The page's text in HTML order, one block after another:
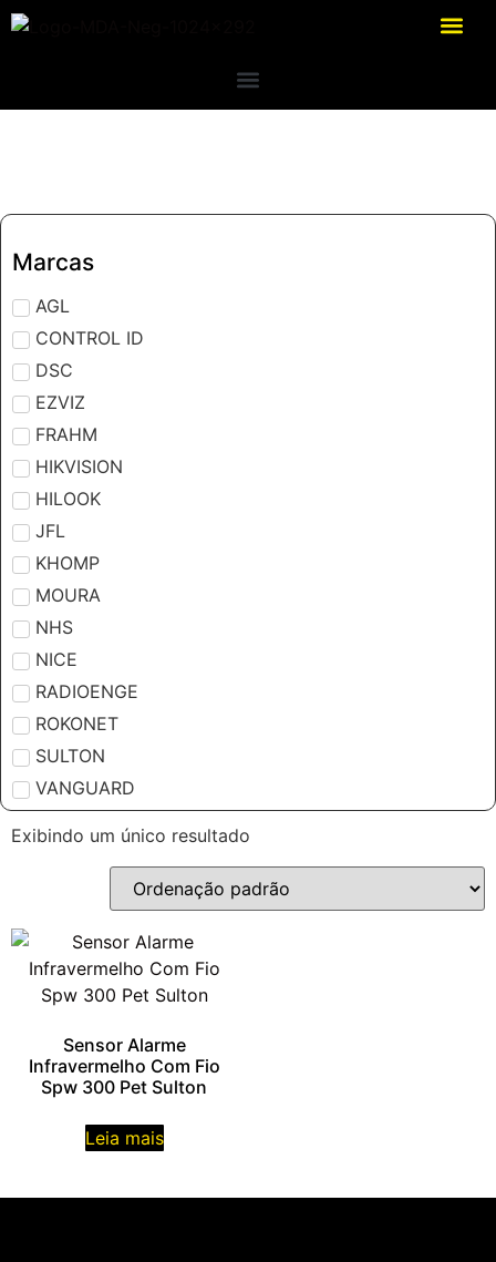
Marcas
AGL
CONTROL ID
DSC
EZVIZ
FRAHM
HIKVISION
HILOOK
JFL
KHOMP
MOURA
NHS
NICE
RADIOENGE
ROKONET
SULTON
VANGUARD
Exibindo um único resultado
Sensor Alarme
Infravermelho Com Fio
Spw 300 Pet Sulton
Leia mais